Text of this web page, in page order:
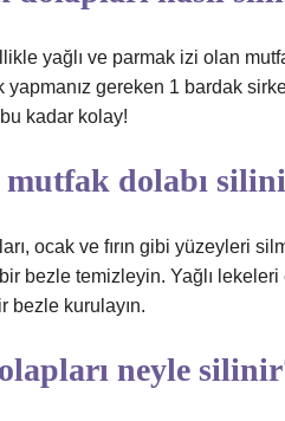
yağlı ve parmak izi olan
gereken 1 bardak
kadar kolay!
mutfak dolabı
ocak ve fırın gibi yüzeyleri
bezle temizleyin. Yağlı
bezle kurulayın.
neyle